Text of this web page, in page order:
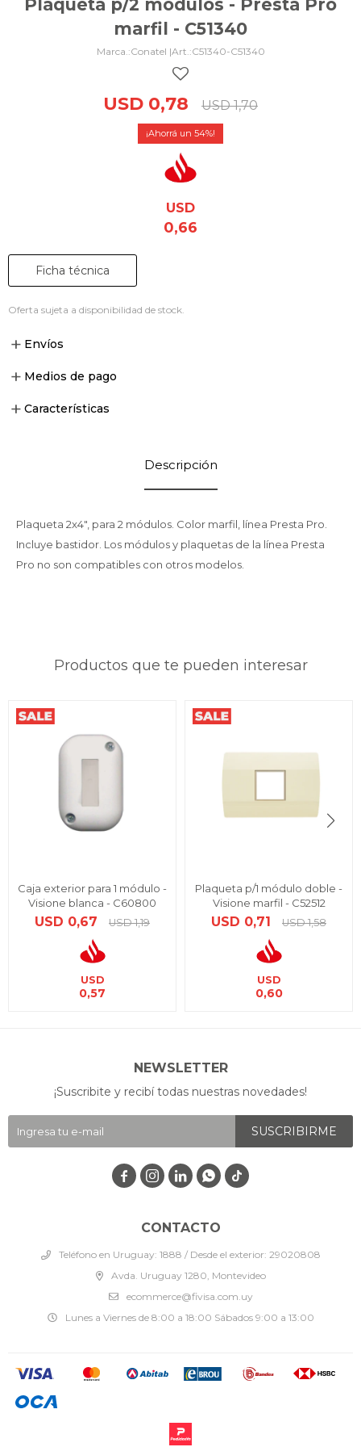
Plaqueta p/2 módulos - Presta Pro
marfil - C51340
Conatel | C51340-C51340
USD 0,78 USD 1,70
54
USD
0,66
Ficha técnica
Oferta sujeta a disponibilidad de stock.
Envíos
Medios de pago
Características
Descripción
Plaqueta 2x4", para 2 módulos. Color marfil, línea Presta Pro.
Incluye bastidor. Los módulos y plaquetas de la línea Presta
Pro no son compatibles con otros modelos.
Productos que te pueden interesar
Caja exterior para 1 módulo -
Visione blanca - C60800
USD 0,67 USD 1,19
USD
0,57
Plaqueta p/1 módulo doble -
Visione marfil - C52512
USD 0,71 USD 1,58
USD
0,60
CONTACTO
Teléfono en Uruguay: 1888 / Desde el exterior: 29020808
Avda. Uruguay 1280, Montevideo
ecommerce@fivisa.com.uy
Lunes a Viernes de 8:00 a 18:00 Sábados 9:00 a 13:00
NEWSLETTER
¡Suscribite y recibí todas nuestras novedades!
SUSCRIBIRME
   